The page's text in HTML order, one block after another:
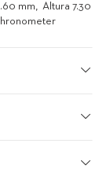
mm
Altura 7.30